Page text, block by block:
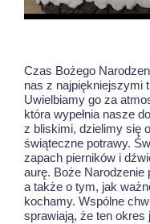
Czas Bożego
nas z najpiękniejszymi
Uwielbiamy go za
która wypełnia nasze
z bliskimi, dzielimy się
świąteczne potrawy.
zapach pierników i
aurę. Boże Narodzenie
a także o tym, jak
kochamy. Wspólne
sprawiają, że ten okres